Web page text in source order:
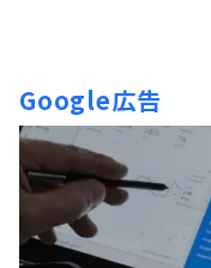
Google広告